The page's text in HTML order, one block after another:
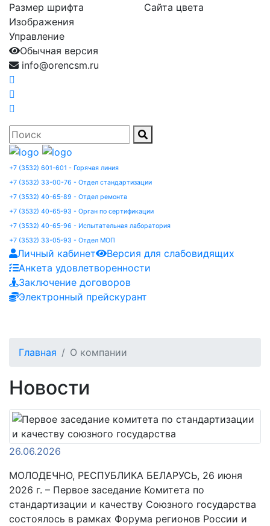
Размер шрифта
Сайта цвета
Изображения
Управление
Обычная версия
info@orencsm.ru
+7 (3532) 601-601 - Горячая линия
+7 (3532) 33-00-76 - Отдел стандартизации
+7 (3532) 40-65-89 - Отдел ремонта
+7 (3532) 40-65-93 - Орган по сертификации
+7 (3532) 40-65-96 - Испытательная лаборатория
+7 (3532) 33-05-93 - Отдел МОП
Личный кабинет
Версия для слабовидящих
Анкета удовлетворенности
Заключение договоров
Электронный прейскурант
Главная О компании
Новости
26.06.2026
МОЛОДЕЧНО, РЕСПУБЛИКА БЕЛАРУСЬ, 26 июня
2026 г. – Первое заседание Комитета по
стандартизации и качеству Союзного государства
состоялось в рамках Форума регионов России и